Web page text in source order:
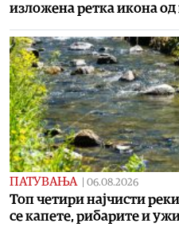
изложена ретка икона
ПАТУВАЊА 06.08.2026
Топ четири најчисти
се капете, рибарите и